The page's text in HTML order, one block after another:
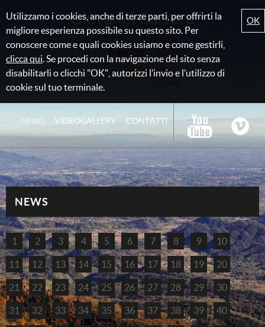
Utilizzamo i cookies, anche di terze parti, per offrirti la
migliore esperienza possibile su questo sito. Per
conoscere come e quali cookies usiamo e come gestirli,
clicca qui. Se procedi con la navigazione del sito senza
disabilitarli o clicchi "OK", autorizzi l’invio e l’utilizzo di
cookie sul tuo terminale.
OK
Giovanni Carraro
NEWS VIDEOGALLERY CONTATTI
NEWS
1 2 3 4 5 6 7 8 9 10
11 12 13 14 15 16 17 18 19 20
21 22 23 24 25 26 27 28 29 30
31 32 33 34 35 36 37 38 39 40